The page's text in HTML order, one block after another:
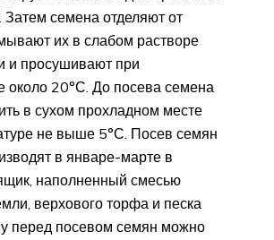
семена отделяют от
их в слабом растворе
и просушивают при
около 20°С. До посева семена
в сухом прохладном месте
не выше 5°С. Посев семян
в январе-марте в
наполненный смесью
верхового торфа и песка
перед посевом семян можно